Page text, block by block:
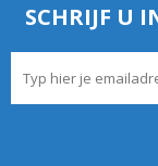
SCHRIJF U